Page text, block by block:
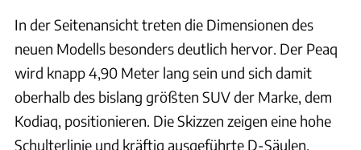
In der Seitenansicht treten die Dimensionen des
neuen Modells besonders deutlich hervor. Der Peaq
wird knapp 4,90 Meter lang sein und sich damit
oberhalb des bislang größten SUV der Marke, dem
Kodiaq, positionieren. Die Skizzen zeigen eine hohe
Schulterlinie und kräftig ausgeführte D-Säulen.